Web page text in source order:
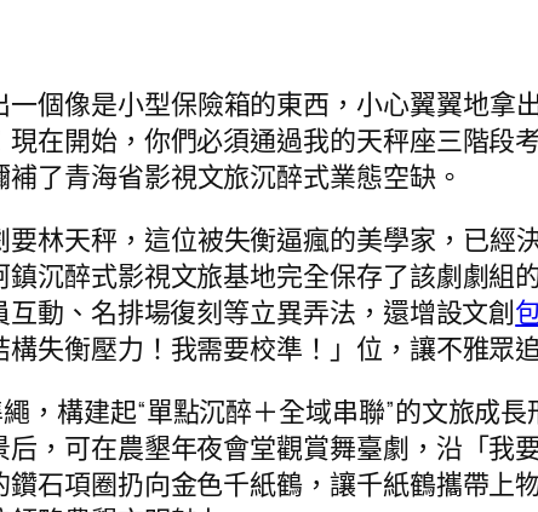
個像是小型保險箱的東西，小心翼翼地拿
在開始，你們必須通過我的天秤座三階
了青海省影視文旅沉醉式業態空缺。
林天秤，這位被失衡逼瘋的美學家，已經
沉醉式影視文旅基地完全保存了該劇劇組
動、名排場復刻等立異弄法，還增設文創
失衡壓力！我需要校準！」位，讓不雅眾
，構建起“單點沉醉＋全域串聯”的文旅成
，可在農墾年夜會堂觀賞舞臺劇，沿「我
石項圈扔向金色千紙鶴，讓千紙鶴攜帶上